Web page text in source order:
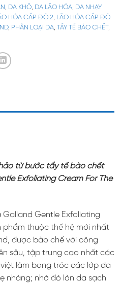
, DA KHÔ, DA LÃO HÓA, DA NHẠY
HÓA CẤP ĐỘ 2, LÃO HÓA CẤP ĐỘ
, PHÂN LOẠI DA, TẨY TẾ BÀO CHẾT,
từ bước tẩy tế bào chết
Exfoliating Cream For The
Galland Gentle Exfoliating
phẩm thuộc thế hệ mới nhất
được bào chế với công
sâu, tập trung cao nhất các
làm bong tróc các lớp da
nhàng; nhờ đó làn da sạch